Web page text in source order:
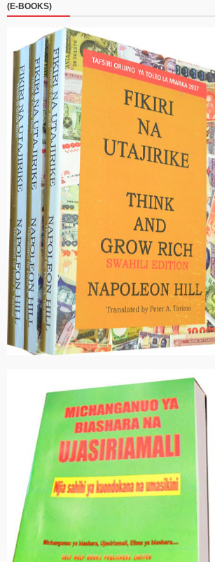
(E-BOOKS)